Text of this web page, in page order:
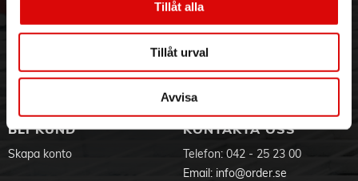
Tillåt alla
Tillåt urval
Avvisa
Visselblåsning
Aktuellt på Order
Ansökan om RMA
Godsefterlysning & Felleverans
Integritetspolicy
Om cookies
BLI KUND
Skapa konto
KONTAKTA OSS
Telefon: 042 - 25 23 00
Email: info@order.se